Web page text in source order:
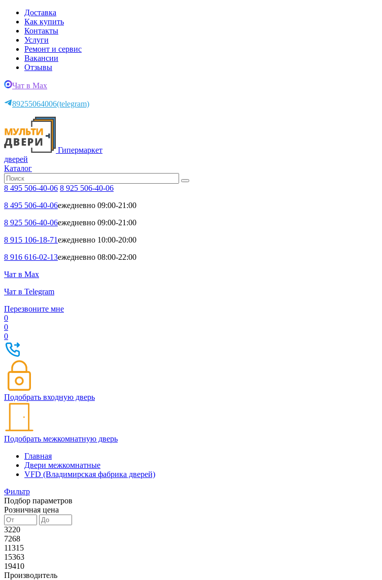
Доставка
Как купить
Контакты
Услуги
Ремонт и сервис
Вакансии
Отзывы
Чат в Max
89255064006(telegram)
Гипермаркет
дверей
Каталог
8 495 506-40-06 8 925 506-40-06
8 495 506-40-06ежедневно 09:00-21:00
8 925 506-40-06ежедневно 09:00-21:00
8 915 106-18-71ежедневно 10:00-20:00
8 916 616-02-13ежедневно 08:00-22:00
Чат в Max
Чат в Telegram
Перезвоните мне
0
0
0
Подобрать входную дверь
Подобрать межкомнатную дверь
Главная
Двери межкомнатные
VFD (Владимирская фабрика дверей)
Фильтр
Подбор параметров
Розничная цена
3220
7268
11315
15363
19410
Производитель